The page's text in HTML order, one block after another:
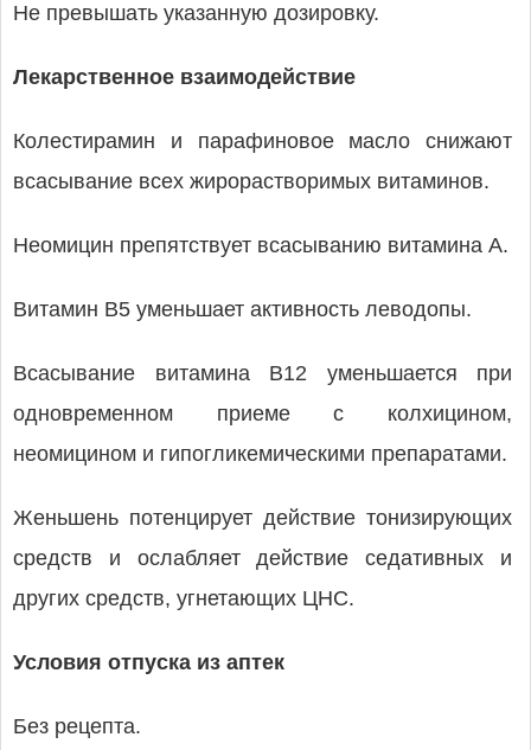
Не превышать указанную дозировку.
Лекарственное взаимодействие
Колестирамин и парафиновое масло снижают
всасывание всех жирорастворимых витаминов.
Неомицин препятствует всасыванию витамина А.
Витамин В5 уменьшает активность леводопы.
Всасывание витамина В12 уменьшается при
одновременном приеме с колхицином,
неомицином и гипогликемическими препаратами.
Женьшень потенцирует действие тонизирующих
средств и ослабляет действие седативных и
других средств, угнетающих ЦНС.
Условия отпуска из аптек
Без рецепта.